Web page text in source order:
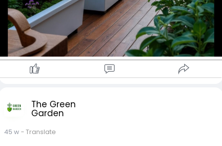
The Green
Garden
45 w- Translate